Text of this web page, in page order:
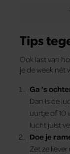
Tips
Ook last van
je de week nét
Ga ’s
Dan is de
uurtje of 10
lucht juist
Doe je
Zet ze